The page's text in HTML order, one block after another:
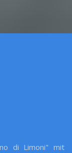
di Limoni" mit